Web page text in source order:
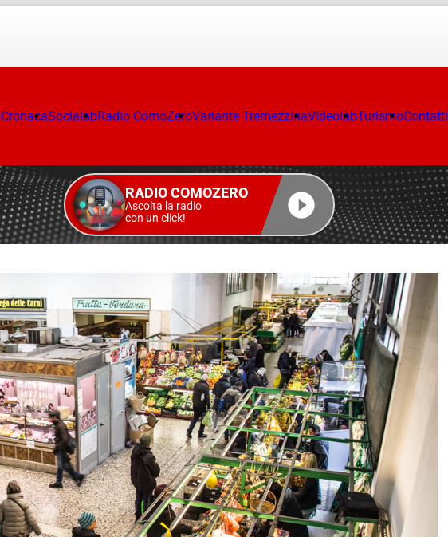
CronacaSocialabRadio ComoZeroVariante TremezzinaVideolabTurismoContatti
RADIO COMOZERO
Ascolta la radio
con un click!